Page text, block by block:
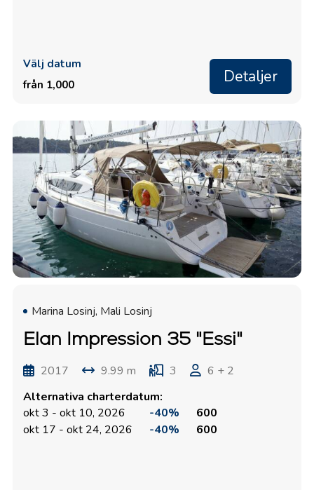
Välj datum
från 1,000
Detaljer
Marina Losinj, Mali Losinj
Elan Impression 35 "Essi"
2017 9.99 m 3
6 + 2
Alternativa charterdatum:
okt 3 - okt 10, 2026
-40%
600
okt 17 - okt 24, 2026
-40% 600